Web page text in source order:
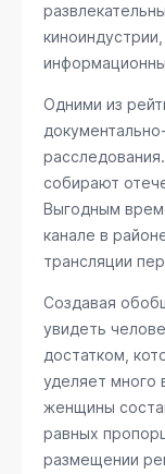
Одними из
собирают
Выгодным
канале в
трансляции
Создавая
увидеть
достатком,
уделяет
женщины
равных
размещении